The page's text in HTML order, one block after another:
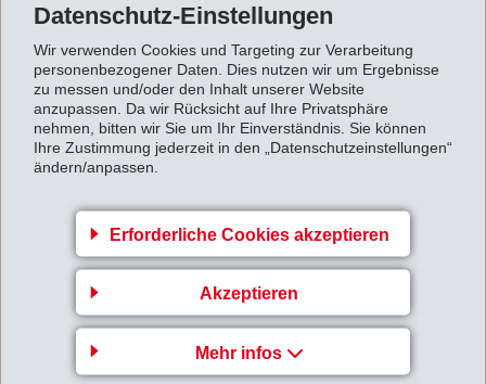
Datenschutz-Einstellungen
Wir verwenden Cookies und Targeting zur Verarbeitung
personenbezogener Daten. Dies nutzen wir um Ergebnisse
zu messen und/oder den Inhalt unserer Website
anzupassen. Da wir Rücksicht auf Ihre Privatsphäre
nehmen, bitten wir Sie um Ihr Einverständnis. Sie können
Ihre Zustimmung jederzeit in den „Datenschutzeinstellungen“
ändern/anpassen.
Erforderliche Cookies akzeptieren
Akzeptieren
Mehr infos
Leichtbau und Verbundwerkstoffe
(Composite)
Unsere Produkte werden als Prozesshilfsmittel oder als
Matrix im Verbundwerkstoff verwendet.
Für die Fixierung von Geweben oder Gelegen sind
Beim RTM Prozess (Resin Transfer Molding) ist die
Klebefaser zudem ein Prozesshilfsmittel bei der
unidirektionalen Tapes sowie zur Stabilisierung von
Geweben oder Gelegen aus Kohlenstoff oder
Glasfasern werden alternativ GRILTEX Schmelzkleber